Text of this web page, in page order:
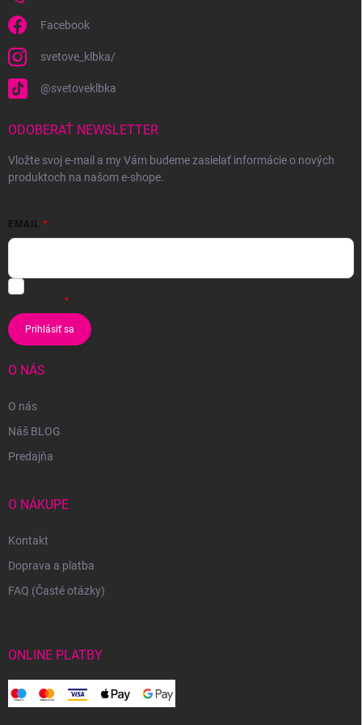
Facebook
svetove_klbka/
@svetoveklbka
ODOBERAŤ NEWSLETTER
Vložte svoj e-mail a my Vám budeme zasielať informácie o nových
produktoch na našom e-shope.
EMAIL
Prihlásiť sa
O NÁS
O nás
Náš BLOG
Predajňa
O NÁKUPE
Kontakt
Doprava a platba
FAQ (Časté otázky)
ONLINE PLATBY